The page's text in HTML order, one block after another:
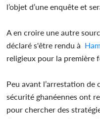
l’objet d’une enquête et
A en croire une autre
déclaré s'être rendu à
religieux pour la première
Peu avant l’arrestation de
sécurité ghanéennes ont
pour chercher des